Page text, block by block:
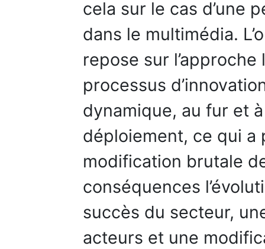
cela sur le cas d’une
dans le multimédia.
repose sur
processus
dynamique, au fur et
déploiement, ce qui a
modification brutale
conséquences
succès du secteur,
acteurs et une